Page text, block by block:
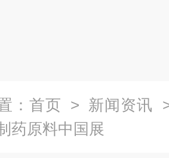
： 首页 > 新闻资讯
药原料中国展